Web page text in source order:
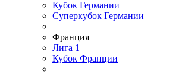
Кубок Германии
Суперкубок Германии
Франция
Лига 1
Кубок Франции